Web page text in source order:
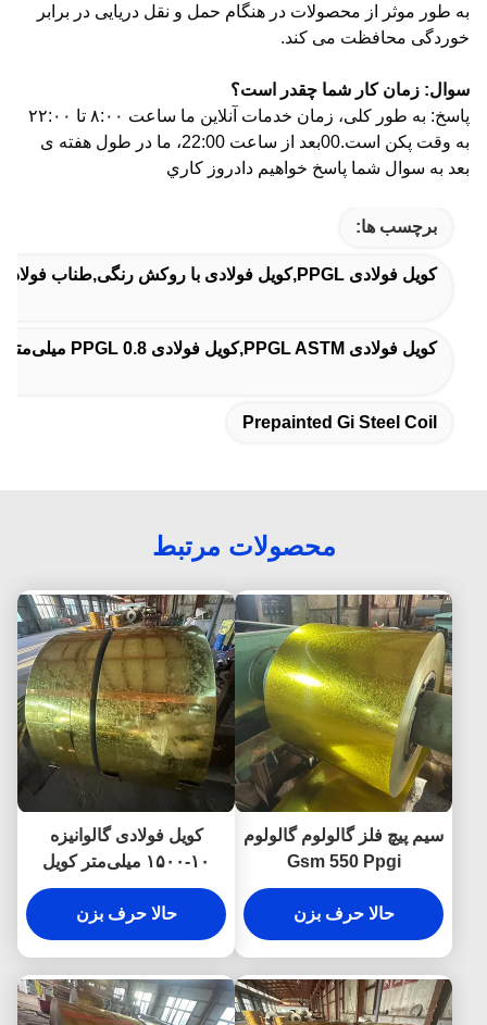
به طور موثر از محصولات در هنگام حمل و نقل دریایی در برابر
خوردگی محافظت می کند.
سوال: زمان کار شما چقدر است؟
پاسخ: به طور کلی، زمان خدمات آنلاین ما ساعت ۸:۰۰ تا ۲۲:۰۰
به وقت پکن است.00بعد از ساعت 22:00، ما در طول هفته ی
بعد به سوال شما پاسخ خواهیم دادروز کاري
برچسب ها:
کویل فولادی PPGL,کویل فولادی با روکش رنگی,طناب فولادی پیش رنگ شده GI
کویل فولادی PPGL ASTM,کویل فولادی PPGL 0.8 میلی‌متر,کویل فولادی PPGL ASTM
Prepainted Gi Steel Coil
محصولات مرتبط
سیم پیچ فلز گالولوم گالولوم
Gsm 550 Ppgi
حالا حرف بزن
کویل فولادی گالوانیزه
۱۰-۱۵۰۰ میلی‌متر کویل
فولادی گالوالوم کویل
آلومینیوم روی AZ150
حالا حرف بزن